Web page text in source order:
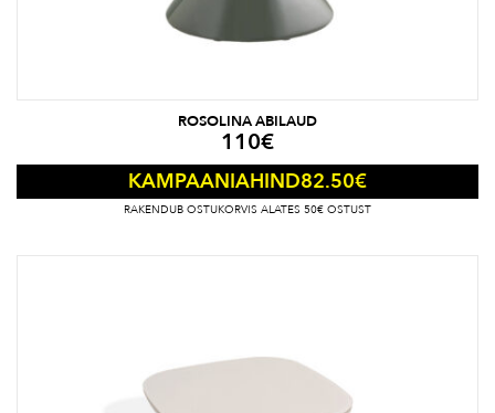
ROSOLINA ABILAUD
110€
KAMPAANIAHIND82.50€
RAKENDUB OSTUKORVIS ALATES 50€ OSTUST